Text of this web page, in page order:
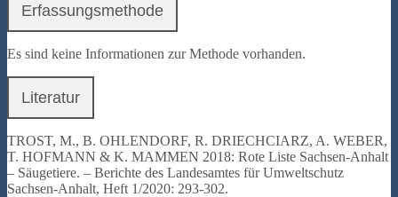
Erfassungsmethode
Es sind keine Informationen zur Methode vorhanden.
Literatur
TROST, M., B. OHLENDORF, R. DRIECHCIARZ, A. WEBER,
T. HOFMANN & K. MAMMEN 2018: Rote Liste Sachsen-Anhalt
– Säugetiere. – Berichte des Landesamtes für Umweltschutz
Sachsen-Anhalt, Heft 1/2020: 293-302.